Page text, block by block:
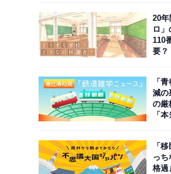
20年
ロ
110
要？
「
減の
の厳
「
「
っち
格過